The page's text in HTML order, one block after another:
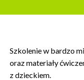
Szkolenie w bardzo
oraz materiały
z dzieckiem.